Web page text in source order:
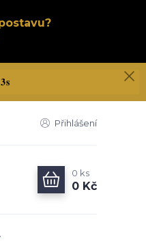
Přihlášení
0 ks
0 Kč